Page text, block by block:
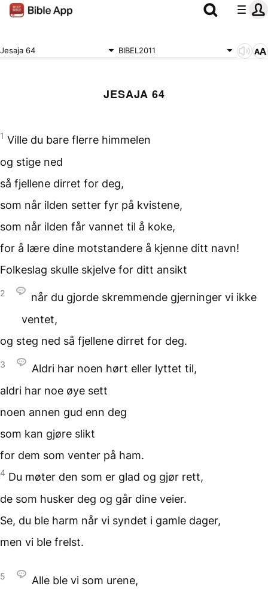
Jesaja 64 BIBEL2011
JESAJA 64
1 Ville du bare flerre himmelen
og stige ned
så fjellene dirret for deg,
som når ilden setter fyr på kvistene,
som når ilden får vannet til å koke,
for å lære dine motstandere å kjenne ditt navn!
Folkeslag skulle skjelve for ditt ansikt
2 når du gjorde skremmende gjerninger vi ikke
ventet,
og steg ned så fjellene dirret for deg.
3 Aldri har noen hørt eller lyttet til,
aldri har noe øye sett
noen annen gud enn deg
som kan gjøre slikt
for dem som venter på ham.
4 Du møter den som er glad og gjør rett,
de som husker deg og går dine veier.
Se, du ble harm når vi syndet i gamle dager,
men vi ble frelst.
5
Alle ble vi som urene,